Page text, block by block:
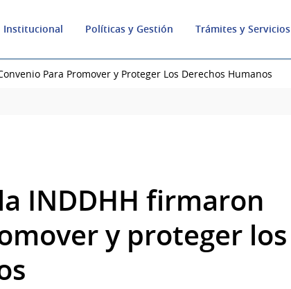
Institucional Políticas y Gestión Trámites y Servicios
Para Promover y Proteger Los Derechos Humanos
INDDHH firmaron
y proteger los